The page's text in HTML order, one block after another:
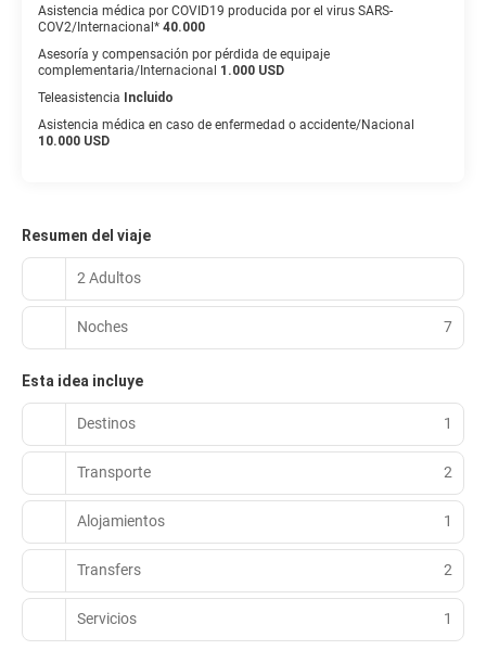
Asistencia médica por COVID19 producida por el virus SARS-
COV2/Internacional* 40.000
Asesoría y compensación por pérdida de equipaje
complementaria/Internacional 1.000 USD
Teleasistencia Incluido
Asistencia médica en caso de enfermedad o accidente/Nacional
10.000 USD
Resumen del viaje
2 Adultos
Noches 7
Esta idea incluye
Destinos 1
Transporte 2
Alojamientos 1
Transfers 2
Servicios 1